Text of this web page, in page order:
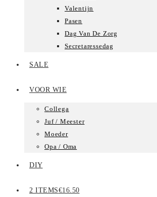
Valentijn
Pasen
Dag Van De Zorg
Secretaressedag
SALE
VOOR WIE
Collega
Juf / Meester
Moeder
Opa / Oma
DIY
2 ITEMS€16.50